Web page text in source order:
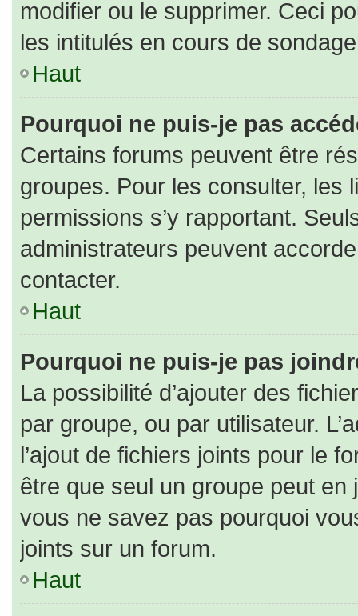
modifier ou le supprimer. Ceci
les intitulés en cours de
Haut
Pourquoi ne puis-je pas
Certains forums peuvent être
groupes. Pour les consulter, les
permissions s’y rapportant.
administrateurs peuvent
contacter.
Haut
Pourquoi ne puis-je pas
La possibilité d’ajouter des
par groupe, ou par utilisateur.
l’ajout de fichiers joints pour le
être que seul un groupe peut en
vous ne savez pas pourquoi
joints sur un forum.
Haut